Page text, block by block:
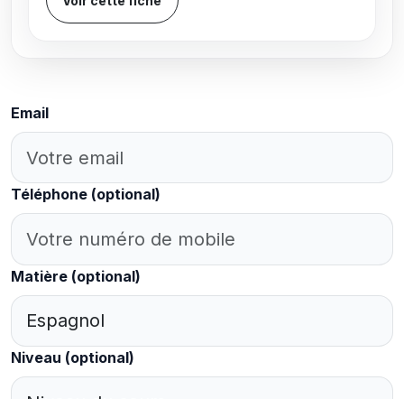
Email
Téléphone (optional)
Matière (optional)
Niveau (optional)